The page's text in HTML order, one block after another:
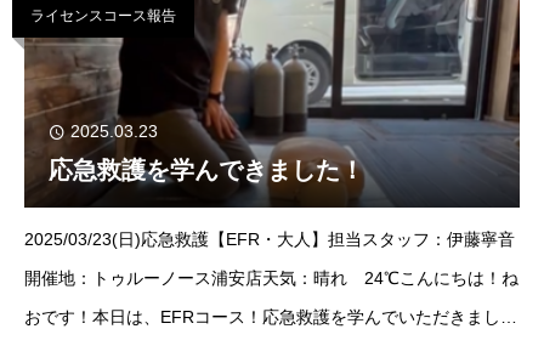
ライセンスコース報告
2025.03.23
応急救護を学んできました！
2025/03/23(日)応急救護【EFR・大人】担当スタッフ：伊藤寧音
開催地：トゥルーノース浦安店天気：晴れ 24℃こんにちは！ね
おです！本日は、EFRコース！応急救護を学んでいただきまし